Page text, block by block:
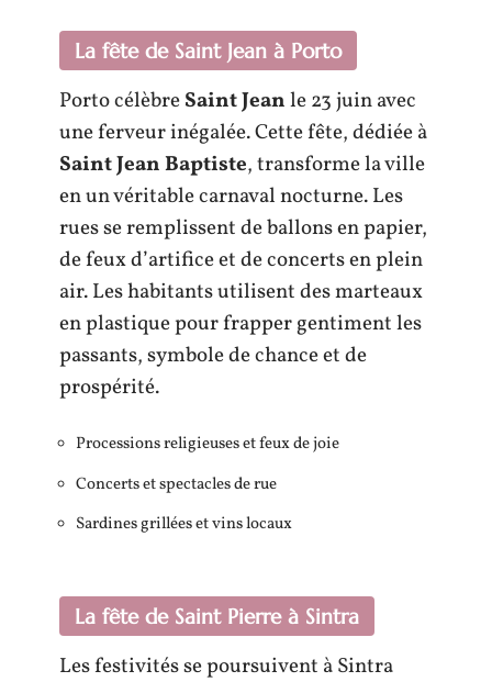
La fête de Saint Jean à Porto
Porto célèbreSaint Jeanle 23 juin avec
une ferveur inégalée. Cette fête, dédiée à
Saint Jean Baptiste, transforme la ville
en un véritable carnaval nocturne. Les
rues se remplissent de ballons en papier,
de feux d’artifice et de concerts en plein
air. Les habitants utilisent des marteaux
en plastique pour frapper gentiment les
passants, symbole de chance et de
prospérité.
Processions religieuses et feux de joie
Concerts et spectacles de rue
Sardines grillées et vins locaux
La fête de Saint Pierre à Sintra
Les festivités se poursuivent à Sintra